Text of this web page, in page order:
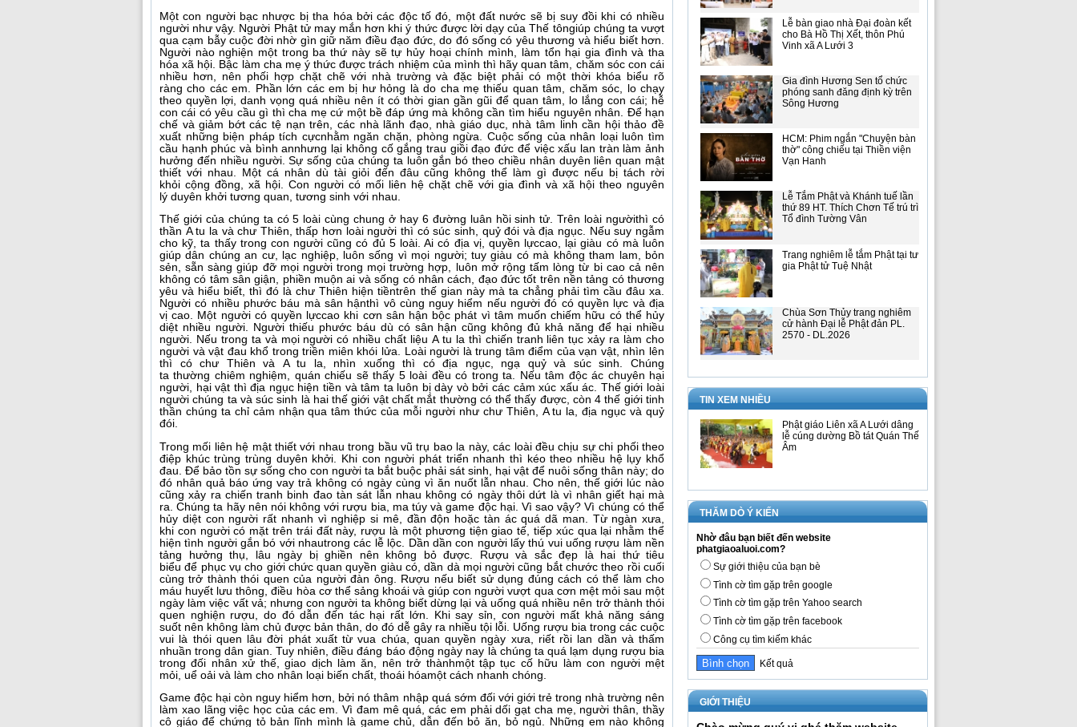
Một con người bạc nhược bị tha hóa bởi các độc tố đó, một đất nước sẽ bị suy đồi khi có nhiều
người như vậy. Người Phật tử may mắn hơn khi ý thức được lời dạy của Thế tôngiúp chúng ta vượt
qua cạm bẫy cuộc đời nhờ gìn giữ năm điều đạo đức, do đó sống có yêu thương và hiểu biết hơn.
Người nào nghiện một trong ba thứ này sẽ tự hủy hoại chính mình, làm tổn hại gia đình và tha
hóa xã hội. Bậc làm cha mẹ ý thức được trách nhiệm của mình thì hãy quan tâm, chăm sóc con cái
nhiều hơn, nên phối hợp chặt chẽ với nhà trường và đặc biệt phải có một thời khóa biểu rõ
ràng cho các em. Phần lớn các em bị hư hỏng là do cha mẹ thiếu quan tâm, chăm sóc, lo chạy
theo quyền lợi, danh vọng quá nhiều nên ít có thời gian gần gũi để quan tâm, lo lắng con cái; hễ
con cái có yêu cầu gì thì cha mẹ cứ một bề đáp ứng mà không cần tìm hiểu nguyên nhân. Để hạn
chế và giảm bớt các tệ nạn trên, các nhà lãnh đạo, nhà giáo dục, nhà tâm linh cần hội thảo đề
xuất những biện pháp tích cựcnhằm ngăn chặn, phòng ngừa. Cuộc sống của nhân loại luôn tìm
cầu hạnh phúc và bình annhưng lại không cố gắng trau giồi đạo đức để việc xấu lan tràn làm ảnh
hưởng đến nhiều người. Sự sống của chúng ta luôn gắn bó theo chiều nhân duyên liên quan mật
thiết với nhau. Một cá nhân dù tài giỏi đến đâu cũng không thể làm gì được nếu bị tách rời
khỏi cộng đồng, xã hội. Con người có mối liên hệ chặt chẽ với gia đình và xã hội theo nguyên
lý duyên khởi tương quan, tương sinh với nhau.
Thế giới của chúng ta có 5 loài cùng chung ở hay 6 đường luân hồi sinh tử. Trên loài ngườithì có
thần A tu la và chư Thiên, thấp hơn loài người thì có súc sinh, quỷ đói và địa ngục. Nếu suy ngẫm
cho kỹ, ta thấy trong con người cũng có đủ 5 loài. Ai có địa vị, quyền lựccao, lại giàu có mà luôn
giúp dân chúng an cư, lạc nghiệp, luôn sống vì mọi người; tuy giàu có mà không tham lam, bỏn
sẻn, sẵn sàng giúp đỡ mọi người trong mọi trường hợp, luôn mở rộng tấm lòng từ bi cao cả nên
không có tâm sân giận, phiền muộn ai và sống có nhân cách, đạo đức tốt trên nền tảng có thương
yêu và hiểu biết, thì đó là chư Thiên hiện tiềntrên thế gian này mà ta chẳng phải tìm cầu đâu xa.
Người có nhiều phước báu mà sân hậnthì vô cùng nguy hiểm nếu người đó có quyền lực và địa
vị cao. Một người có quyền lựccao khi cơn sân hận bộc phát vì tâm muốn chiếm hữu có thể hủy
diệt nhiều người. Người thiếu phước báu dù có sân hận cũng không đủ khả năng để hại nhiều
người. Nếu trong ta và mọi người có nhiều chất liệu A tu la thì chiến tranh liên tục xảy ra làm cho
người và vật đau khổ trong triền miên khói lửa. Loài người là trung tâm điểm của vạn vật, nhìn lên
thì có chư Thiên và A tu la, nhìn xuống thì có địa ngục, ngạ quỷ và súc sinh. Chúng
ta thường chiêm nghiệm, quán chiếu sẽ thấy 5 loài đều có trong ta. Nếu tâm độc ác chuyên hại
người, hại vật thì địa ngục hiện tiền và tâm ta luôn bị dày vò bởi các cảm xúc xấu ác. Thế giới loài
người chúng ta và súc sinh là hai thế giới vật chất mắt thường có thể thấy được, còn 4 thế giới tinh
thần chúng ta chỉ cảm nhận qua tâm thức của mỗi người như chư Thiên, A tu la, địa ngục và quỷ
đói.
Trong mối liên hệ mật thiết với nhau trong bầu vũ trụ bao la này, các loài đều chịu sự chi phối theo
điệp khúc trùng trùng duyên khởi. Khi con người phát triển nhanh thì kéo theo nhiều hệ lụy khổ
đau. Để bảo tồn sự sống cho con người ta bắt buộc phải sát sinh, hại vật để nuôi sống thân này; do
đó nhân quả báo ứng vay trả không có ngày cùng vì ăn nuốt lẫn nhau. Cho nên, thế giới lúc nào
cũng xảy ra chiến tranh binh đao tàn sát lẫn nhau không có ngày thôi dứt là vì nhân giết hại mà
ra. Chúng ta hãy nên nói không với rượu bia, ma túy và game độc hại. Vì sao vậy? Vì chúng có thể
hủy diệt con người rất nhanh vì nghiệp si mê, đần độn hoặc tàn ác quá dã man. Từ ngàn xưa,
khi con người có mặt trên trái đất này, rượu là một phương tiện giao tế, tiếp xúc qua lại nhằm thể
hiện tình người gắn bó với nhautrong các lễ lộc. Dần dần con người lấy thú vui uống rượu làm nền
tảng hưởng thụ, lâu ngày bị ghiền nên không bỏ được. Rượu và sắc đẹp là hai thứ tiêu
biểu để phục vụ cho giới chức quan quyền giàu có, dần dà mọi người cũng bắt chước theo rồi cuối
cùng trở thành thói quen của người đàn ông. Rượu nếu biết sử dụng đúng cách có thể làm cho
máu huyết lưu thông, điều hòa cơ thể sảng khoái và giúp con người vượt qua cơn mệt mỏi sau một
ngày làm việc vất vả; nhưng con người ta không biết dừng lại và uống quá nhiều nên trở thành thói
quen nghiện rượu, do đó dẫn đến tác hại rất lớn. Khi say sỉn, con người mất khả năng sáng
suốt nên không làm chủ được bản thân, do đó dễ gây ra nhiều tội lỗi. Uống rượu bia trong các cuộc
vui là thói quen lâu đời phát xuất từ vua chúa, quan quyền ngày xưa, riết rồi lan dần và thấm
nhuần trong dân gian. Tuy nhiên, điều đáng báo động ngày nay là chúng ta quá lạm dụng rượu bia
trong đối nhân xử thế, giao dịch làm ăn, nên trở thànhmột tập tục cố hữu làm con người mệt
mỏi, uể oải và làm cho nhân loại biến chất, thoái hóamột cách nhanh chóng.
Game độc hại còn nguy hiểm hơn, bởi nó thâm nhập quá sớm đối với giới trẻ trong nhà trường nên
làm xao lãng việc học của các em. Vì đam mê quá, các em phải dối gạt cha mẹ, người thân, thầy
cô giáo để chứng tỏ bản lĩnh mình là game chủ, dẫn đến bỏ ăn, bỏ ngủ. Những em nào không
Lễ bàn giao nhà Đại đoàn kết
cho Bà Hồ Thị Xết, thôn Phú
Vinh xã A Lưới 3
Gia đình Hương Sen tổ chức
phóng sanh đăng định kỳ trên
Sông Hương
HCM: Phim ngắn "Chuyện bàn
thờ" công chiếu tại Thiền viện
Vạn Hanh
Lễ Tắm Phật và Khánh tuế lần
thứ 89 HT. Thích Chơn Tế trú trì
Tổ đình Tường Vân
Trang nghiêm lễ tắm Phật tại tư
gia Phật tử Tuệ Nhật
Chùa Sơn Thủy trang nghiêm
cử hành Đại lễ Phật đản PL.
2570 - DL.2026
TIN XEM NHIỀU
Phật giáo Liên xã A Lưới dâng
lễ cúng dường Bồ tát Quán Thế
Âm
THĂM DÒ Ý KIẾN
Nhờ đâu bạn biết đến website
phatgiaoaluoi.com?
Sự giới thiệu của bạn bè
Tình cờ tìm gặp trên google
Tình cờ tìm gặp trên Yahoo search
Tình cờ tìm gặp trên facebook
Công cụ tìm kiếm khác
Kết quả
GIỚI THIỆU